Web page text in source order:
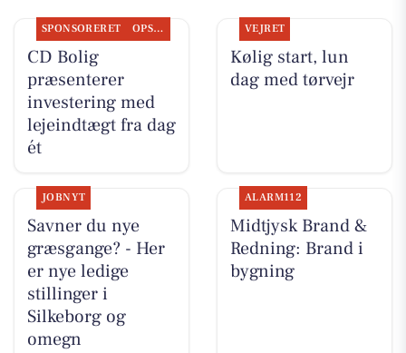
SPONSORERET OPSLAGSTAVLEN
CD Bolig
præsenterer
investering med
lejeindtægt fra dag
ét
VEJRET
Kølig start, lun
dag med tørvejr
JOBNYT
Savner du nye
græsgange? - Her
er nye ledige
stillinger i
Silkeborg og
omegn
ALARM112
Midtjysk Brand &
Redning: Brand i
bygning